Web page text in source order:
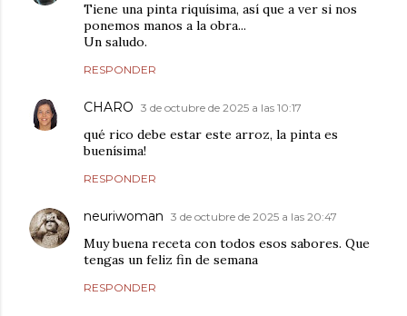
Tiene una pinta riquísima, así que a ver si nos
ponemos manos a la obra...
Un saludo.
RESPONDER
CHARO 3 de octubre de 2025 a las 10:17
qué rico debe estar este arroz, la pinta es
buenísima!
RESPONDER
neuriwoman 3 de octubre de 2025 a las 20:47
Muy buena receta con todos esos sabores. Que
tengas un feliz fin de semana
RESPONDER